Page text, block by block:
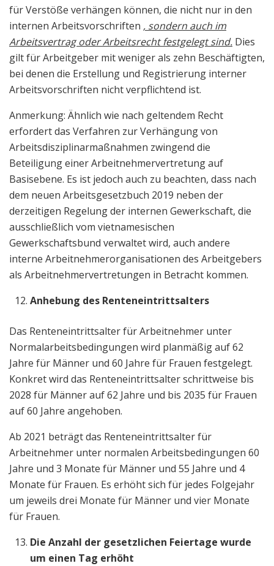
für Verstöße verhängen können, die nicht nur in den
internen Arbeitsvorschriften , sondern auch im
Arbeitsvertrag oder Arbeitsrecht festgelegt sind. Dies
gilt für Arbeitgeber mit weniger als zehn Beschäftigten,
bei denen die Erstellung und Registrierung interner
Arbeitsvorschriften nicht verpflichtend ist.
Anmerkung: Ähnlich wie nach geltendem Recht
erfordert das Verfahren zur Verhängung von
Arbeitsdisziplinarmaßnahmen zwingend die
Beteiligung einer Arbeitnehmervertretung auf
Basisebene. Es ist jedoch auch zu beachten, dass nach
dem neuen Arbeitsgesetzbuch 2019 neben der
derzeitigen Regelung der internen Gewerkschaft, die
ausschließlich vom vietnamesischen
Gewerkschaftsbund verwaltet wird, auch andere
interne Arbeitnehmerorganisationen des Arbeitgebers
als Arbeitnehmervertretungen in Betracht kommen.
Anhebung des Renteneintrittsalters
Das Renteneintrittsalter für Arbeitnehmer unter
Normalarbeitsbedingungen wird planmäßig auf 62
Jahre für Männer und 60 Jahre für Frauen festgelegt.
Konkret wird das Renteneintrittsalter schrittweise bis
2028 für Männer auf 62 Jahre und bis 2035 für Frauen
auf 60 Jahre angehoben.
Ab 2021 beträgt das Renteneintrittsalter für
Arbeitnehmer unter normalen Arbeitsbedingungen 60
Jahre und 3 Monate für Männer und 55 Jahre und 4
Monate für Frauen. Es erhöht sich für jedes Folgejahr
um jeweils drei Monate für Männer und vier Monate
für Frauen.
Die Anzahl der gesetzlichen Feiertage wurde
um einen Tag erhöht